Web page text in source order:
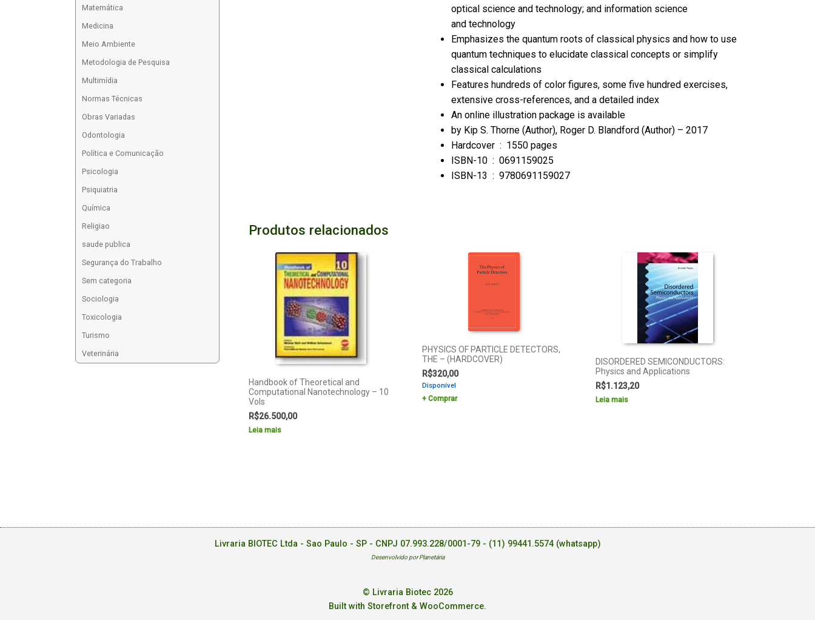
optical science and technology; and information science
and technology
Emphasizes the quantum roots of classical physics and how to use
quantum techniques to elucidate classical concepts or simplify
classical calculations
Features hundreds of color figures, some five hundred exercises,
extensive cross-references, and a detailed index
An online illustration package is available
by Kip S. Thorne (Author), Roger D. Blandford (Author) – 2017
Hardcover ‏ : ‎ 1550 pages
ISBN-10 ‏ : ‎ 0691159025
ISBN-13 ‏ : ‎ 9780691159027
Produtos relacionados
Handbook of Theoretical and
Computational Nanotechnology – 10
Vols
R$26.500,00
Leia mais
PHYSICS OF PARTICLE DETECTORS,
THE – (HARDCOVER)
R$320,00
Disponível
Comprar
DISORDERED SEMICONDUCTORS:
Physics and Applications
R$1.123,20
Leia mais
Matemática
Medicina
Meio Ambiente
Metodologia de Pesquisa
Multimídia
Normas Técnicas
Obras Variadas
Odontologia
Política e Comunicação
Psicologia
Psiquiatria
Química
Religiao
saude publica
Segurança do Trabalho
Sem categoria
Sociologia
Toxicologia
Turismo
Veterinária
Livraria BIOTEC Ltda - Sao Paulo - SP - CNPJ 07.993.228/0001-79 - (11) 99441.5574 (whatsapp)
Desenvolvido por Planetária
© Livraria Biotec 2026
Built with Storefront & WooCommerce.